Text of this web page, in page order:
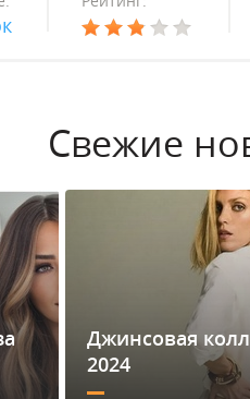
Свежие
Джинсовая
2024